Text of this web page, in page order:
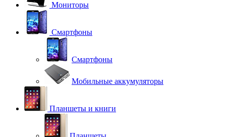
Мониторы
Смартфоны
Смартфоны
Мобильные аккумуляторы
Планшеты и книги